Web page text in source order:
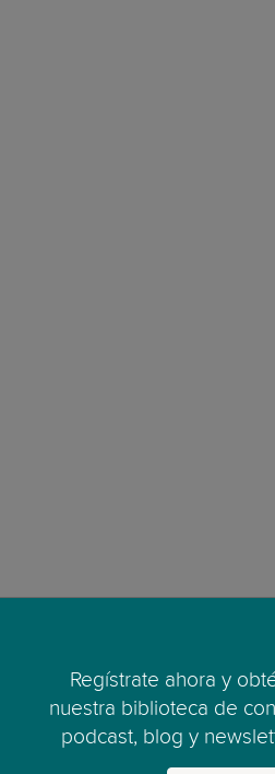
Regístrate ahora y
nuestra biblioteca de
podcast, blog y